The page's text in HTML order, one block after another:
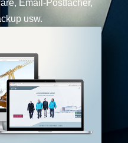
Email-Postfächer,
usw.